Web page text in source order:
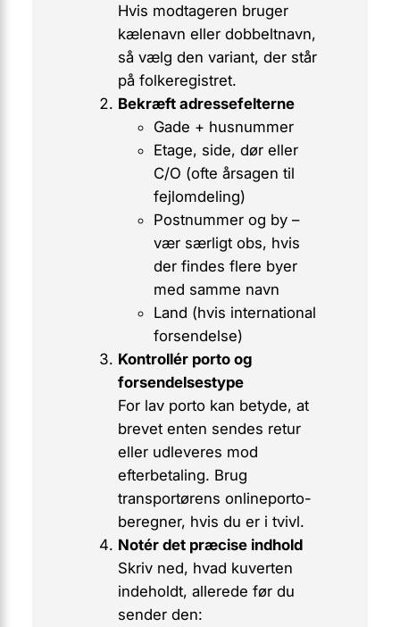
Hvis modtageren bruger
kælenavn eller dobbeltnavn,
så vælg den variant, der står
på folkeregistret.
Bekræft adressefelterne
Gade + husnummer
Etage, side, dør eller
C/O (ofte årsagen til
fejlomdeling)
Postnummer og by –
vær særligt obs, hvis
der findes flere byer
med samme navn
Land (hvis international
forsendelse)
Kontrollér porto og
forsendelsestype
For lav porto kan betyde, at
brevet enten sendes retur
eller udleveres mod
efterbetaling. Brug
transportørens onlineporto-
beregner, hvis du er i tvivl.
Notér det præcise indhold
Skriv ned, hvad kuverten
indeholdt, allerede førdu
sender den: